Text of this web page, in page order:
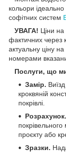
кольори
софітних систем
УВАГА! Ціни на
фактичних через
актуальну ціну
номерами
Послуги, що
Замір.
кроквяній
покрівлі.
Розрахунок.
проєкту або
Зразки.